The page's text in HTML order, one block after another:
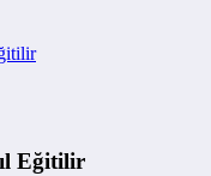
Eğitilir